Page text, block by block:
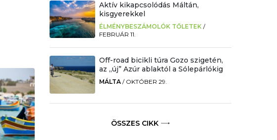
Aktív kikapcsolódás Máltán,
kisgyerekkel
ÉLMÉNYBESZÁMOLÓK TŐLETEK /
FEBRUÁR 11.
Off-road bicikli túra Gozo szigetén,
az „új” Azúr ablaktól a Sólepárlókig
MÁLTA / OKTÓBER 29.
ÖSSZES CIKK